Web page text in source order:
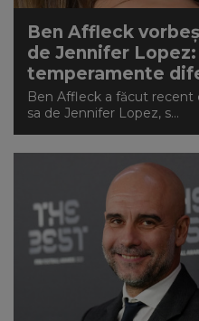
Ben Affleck
de Jennifer Lopez:
temperamente
Ben Affleck a făcut recent
sa de Jennifer Lopez, s...